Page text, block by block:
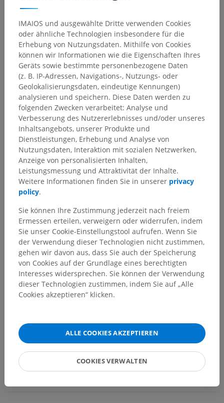
Anatomische Hierarchie
Anatomie des Menschen 1
Systematische Anatomie Nervensystem >
Zentraler Abschnitt; Zentralnervensystem > Gehirn
Rautenhirn
>
Verlängertes Rückenmark; Nachhirn; Bulbärhirn >
Grazile Bündel
Teil gibt es keine zugehörigen Strukturen
Vergleichende Anatomie bei Tieren
IMAIOS und ausgewählte Dritte verwenden Cookies
oder ähnliche Technologien insbesondere für die
Erhebung von Nutzungsdaten. Mithilfe von Cookies
können wir Informationen wie die Eigenschaften Ihres
Geräts sowie bestimmte personenbezogene Daten
(z. B. IP-Adressen, Navigations-, Nutzungs- oder
Geolokalisierungsdaten, eindeutige Kennungen)
analysieren und speichern. Diese Daten werden zu
folgenden Zwecken verarbeitet: Analyse und
Verbesserung des Nutzererlebnisses und/oder unseres
Inhaltsangebots, unserer Produkte und
Dienstleistungen, Erhebung und Analyse von
Nutzungsdaten, Interaktion mit sozialen Netzwerken,
Anzeige von personalisierten Inhalten,
Leistungsmessung und Attraktivität der Inhalte.
Weitere Informationen finden Sie in unserer privacy
policy.
Sie können Ihre Zustimmung jederzeit nach freiem
Ermessen erteilen, verweigern oder widerrufen, indem
Sie unser Cookie-Einstellungstool aufrufen. Wenn Sie
der Verwendung dieser Technologien nicht zustimmen,
gehen wir davon aus, dass Sie auch der Speicherung
von Cookies auf der Grundlage eines berechtigten
Interesses widersprechen. Sie können der Verwendung
dieser Technologien zustimmen, indem Sie auf „Alle
Cookies akzeptieren“ klicken.
ALLE COOKIES AKZEPTIEREN
COOKIES VERWALTEN